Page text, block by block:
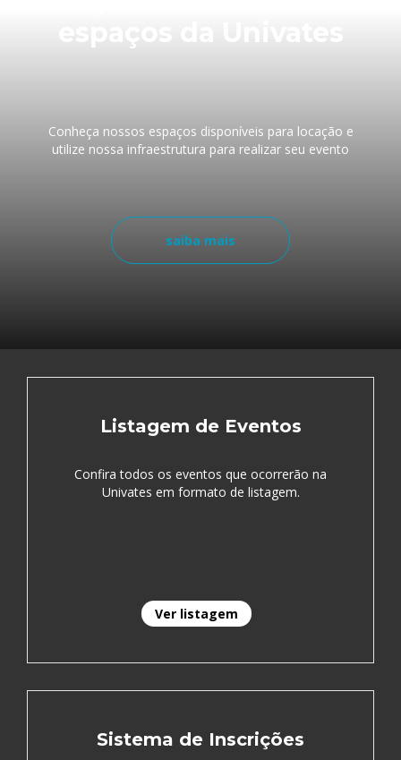
Conheça nossos espaços disponíveis para locação e
utilize nossa infraestrutura para realizar seu evento
saiba mais
Listagem de Eventos
Confira todos os eventos que ocorrerão na
Univates em formato de listagem.
Ver listagem
Sistema de Inscrições